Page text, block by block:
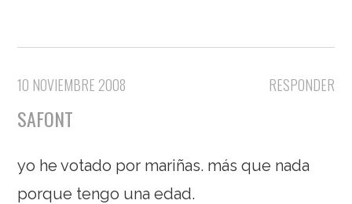
RESPONDER
10 NOVIEMBRE 2008
SAFONT
yo he votado por mariñas. más que nada
porque tengo una edad.